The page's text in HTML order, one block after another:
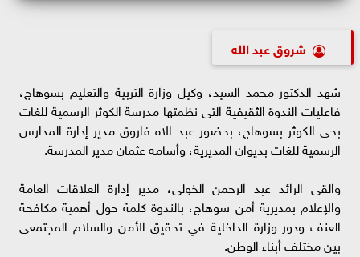
شروق عبد الله
شهد الدكتور محمد السيد، وكيل وزارة التربية والتعليم بسوهاج،
فاعليات الندوة الثقيفية التى نظمتها مدرسة الكوثر الرسمية للغات
بحى الكوثر بسوهاج، بحضور عبد الاه فاروق مدير إدارة المدارس
الرسمية للغات بديوان المديرية، وأسامه عثمان مدير المدرسة.
والقى الرائد عبد الرحمن الخولى، مدير إدارة العلاقات العامة
والإعلام بمديرية أمن سوهاج، بالندوة كلمة حول أهمية مكافحة
العنف ودور وزارة الداخلية في تحقيق الأمن والسلام المجتمعى
بين مختلف أبناء الوطن.